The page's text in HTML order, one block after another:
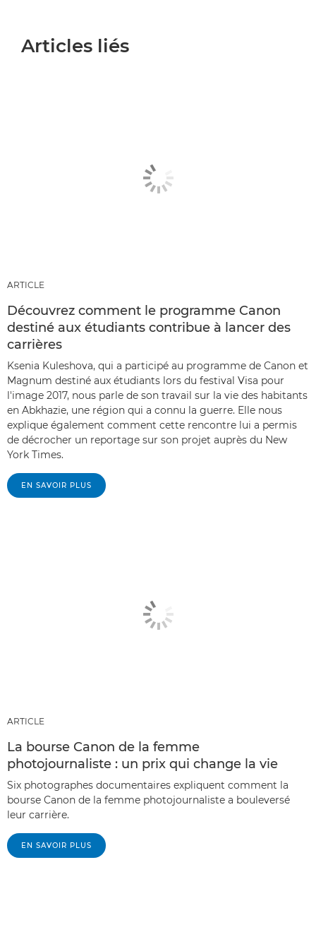
Articles liés
ARTICLE
Découvrez comment le programme Canon
destiné aux étudiants contribue à lancer des
carrières
Ksenia Kuleshova, qui a participé au programme de Canon et
Magnum destiné aux étudiants lors du festival Visa pour
l'image 2017, nous parle de son travail sur la vie des habitants
en Abkhazie, une région qui a connu la guerre. Elle nous
explique également comment cette rencontre lui a permis
de décrocher un reportage sur son projet auprès du New
York Times.
EN SAVOIR PLUS
ARTICLE
La bourse Canon de la femme
photojournaliste : un prix qui change la vie
Six photographes documentaires expliquent comment la
bourse Canon de la femme photojournaliste a bouleversé
leur carrière.
EN SAVOIR PLUS